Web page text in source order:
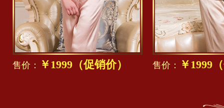
售价： ￥1999（促销价） 售价： ￥1999